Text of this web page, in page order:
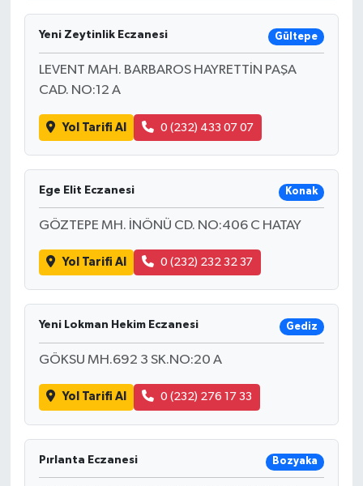
Yeni Zeytinlik Eczanesi Gültepe
LEVENT MAH. BARBAROS HAYRETTİN PAŞA
CAD. NO:12 A
Yol Tarifi Al 0 (232) 433 07 07
Ege Elit Eczanesi Konak
GÖZTEPE MH. İNÖNÜ CD. NO:406 C HATAY
Yol Tarifi Al 0 (232) 232 32 37
Yeni Lokman Hekim Eczanesi Gediz
GÖKSU MH.692 3 SK.NO:20 A
Yol Tarifi Al 0 (232) 276 17 33
Pırlanta Eczanesi Bozyaka